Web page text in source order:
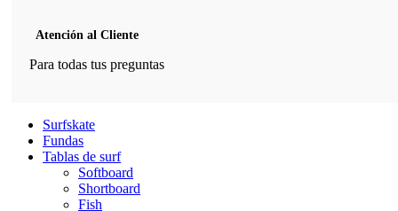
Atención al Cliente
Para todas tus preguntas
Surfskate
Fundas
Tablas de surf
Softboard
Shortboard
Fish